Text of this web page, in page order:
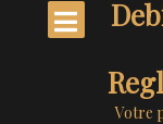
Votre